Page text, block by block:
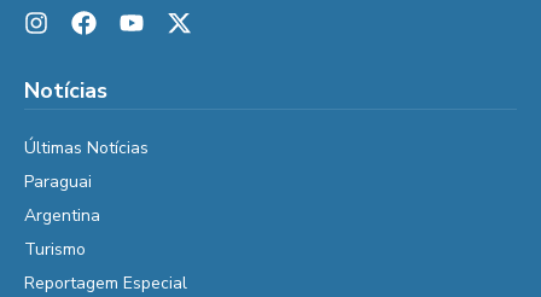
Notícias
Últimas Notícias
Paraguai
Argentina
Turismo
Reportagem Especial